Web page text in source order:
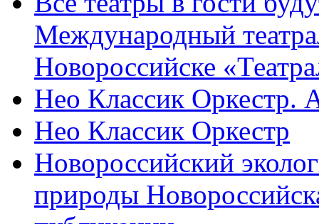
Международный
Новороссийске
Нео Классик Оркестр.
Нео Классик Оркестр
Новороссийский
природы